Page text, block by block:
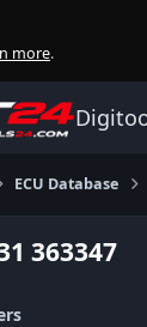
more.
ECU Database
363347